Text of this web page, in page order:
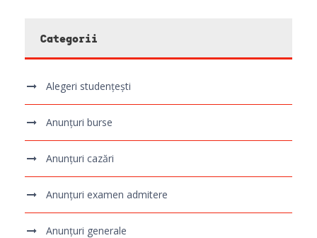
Categorii
Alegeri studențești
Anunțuri burse
Anunțuri cazări
Anunțuri examen admitere
Anunțuri generale